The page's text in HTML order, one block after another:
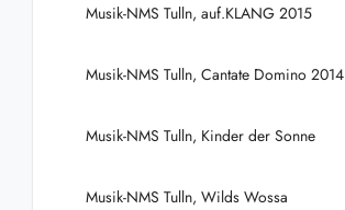
Musik-NMS Tulln, auf.KLANG 2015
Musik-NMS Tulln, Cantate Domino 2014
Musik-NMS Tulln, Kinder der Sonne
Musik-NMS Tulln, Wilds Wossa